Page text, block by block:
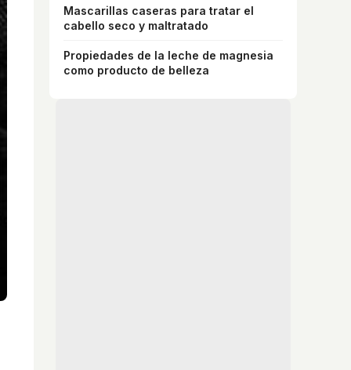
Mascarillas caseras para tratar el
cabello seco y maltratado
Propiedades de la leche de magnesia
como producto de belleza